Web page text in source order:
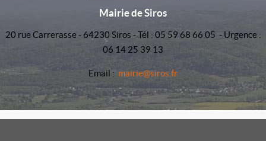
Mairie de Siros
20 rue Carrerasse - 64230 Siros - Tél : 05 59 68 66 05 - Urgence :
06 14 25 39 13
Email : mairie@siros.fr